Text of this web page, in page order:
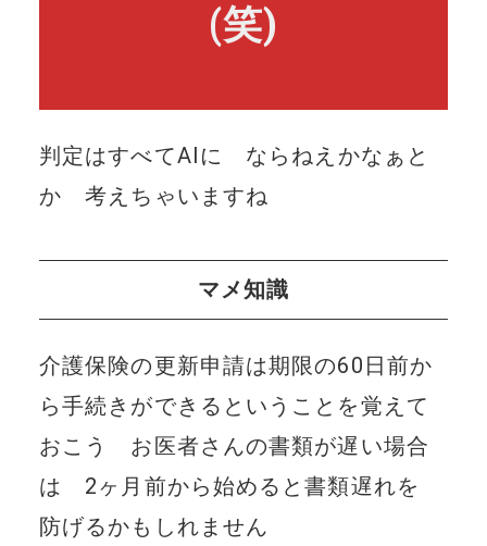
(笑)
判定はすべてAIに ならねえかなぁと
か 考えちゃいますね
マメ知識
介護保険の更新申請は期限の60日前か
ら手続きができるということを覚えて
おこう お医者さんの書類が遅い場合
は 2ヶ月前から始めると書類遅れを
防げるかもしれません